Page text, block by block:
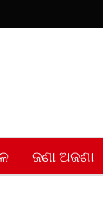
ଜଣା ଅଜଣା